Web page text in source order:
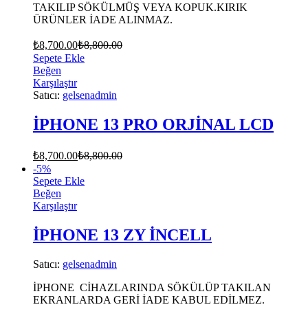
TAKILIP SÖKÜLMÜŞ VEYA KOPUK.KIRIK
ÜRÜNLER İADE ALINMAZ.
₺8,700.00₺8,800.00
Sepete Ekle
Beğen
Karşılaştır
Satıcı: gelsenadmin
İPHONE 13 PRO ORJİNAL LCD
₺8,700.00₺8,800.00
-5%
Sepete Ekle
Beğen
Karşılaştır
İPHONE 13 ZY İNCELL
Satıcı: gelsenadmin
İPHONE CİHAZLARINDA SÖKÜLÜP TAKILAN
EKRANLARDA GERİ İADE KABUL EDİLMEZ.